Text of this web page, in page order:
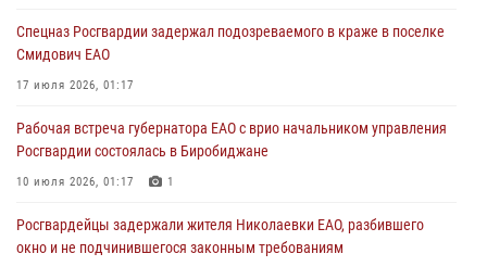
29 июля 2026, 01:05
Спецназ Росгвардии задержал подозреваемого в краже в поселке
Смидович ЕАО
17 июля 2026, 01:17
Рабочая встреча губернатора ЕАО с врио начальником управления
Росгвардии состоялась в Биробиджане
10 июля 2026, 01:17 1
Росгвардейцы задержали жителя Николаевки ЕАО, разбившего
окно и не подчинившегося законным требованиям